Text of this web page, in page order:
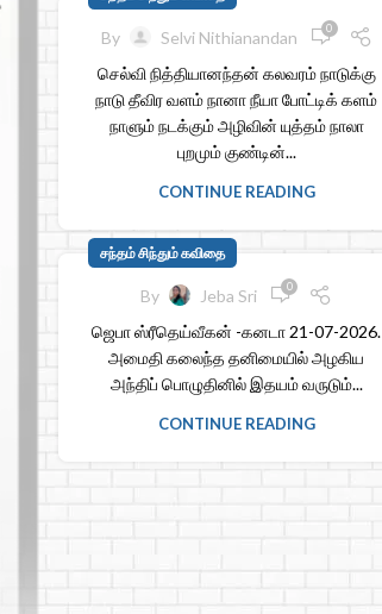
By Selvi Nithianandan 0
செல்வி நித்தியானந்தன் கலவரம் நாடுக்கு
நாடு தீவிர வளம் நானா நீயா போட்டிக் களம்
நாளும் நடக்கும் அழிவின் யுத்தம் நாலா
புறமும் குண்டின்...
CONTINUE READING
சந்தம் சிந்தும் கவிதை
By Jeba Sri 0
ஜெபா ஸ்ரீதெய்வீகன் -கனடா 21-07-2026.
அமைதி கலைந்த தனிமையில் அழகிய
அந்திப் பொழுதினில் இதயம் வருடும்...
CONTINUE READING